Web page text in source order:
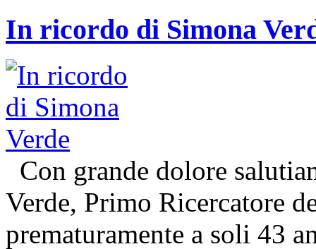
In ricordo di Simona
Con grande dolore
Verde, Primo Ricercatore
prematuramente a soli 43